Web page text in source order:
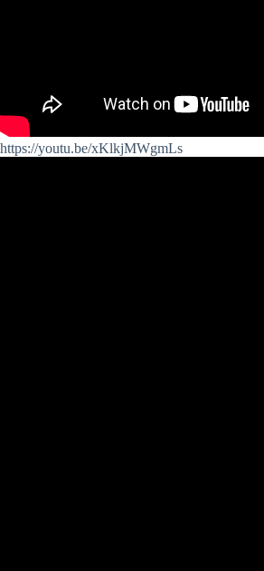
https://youtu.be/xKlkjMWgmLs